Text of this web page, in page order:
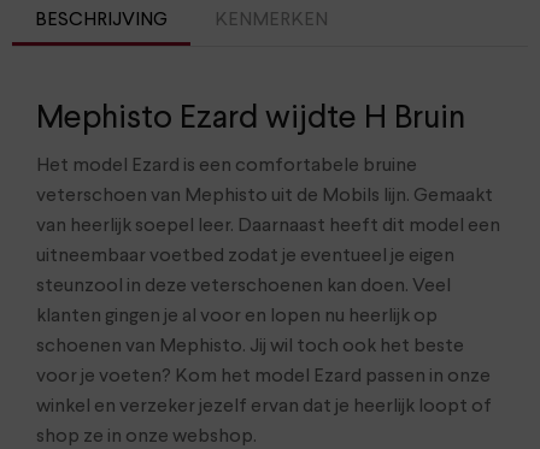
BESCHRIJVING KENMERKEN
Mephisto Ezard wijdte H Bruin
Het model Ezard is een comfortabele bruine
veterschoen van Mephisto uit de Mobils lijn. Gemaakt
van heerlijk soepel leer. Daarnaast heeft dit model een
uitneembaar voetbed zodat je eventueel je eigen
steunzool in deze veterschoenen kan doen. Veel
klanten gingen je al voor en lopen nu heerlijk op
schoenen van Mephisto. Jij wil toch ook het beste
voor je voeten? Kom het model Ezard passen in onze
winkel en verzeker jezelf ervan dat je heerlijk loopt of
shop ze in onze webshop.